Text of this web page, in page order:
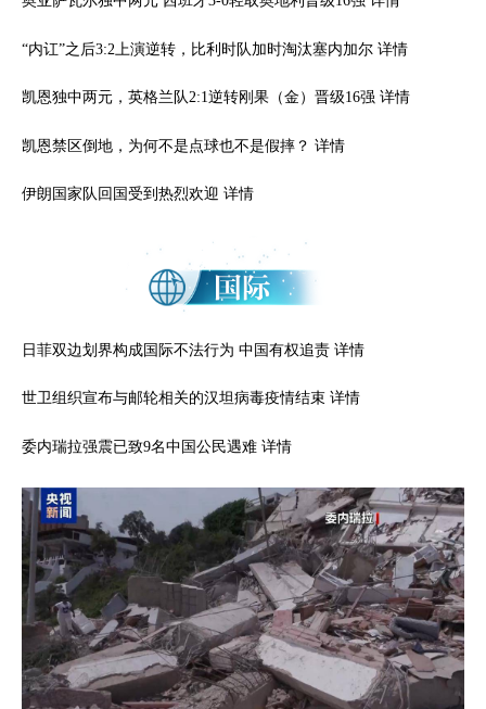
“内讧”之后3:2上演逆转，比利时队加时淘汰塞内加尔 详情
凯恩独中两元，英格兰队2:1逆转刚果（金）晋级16强 详情
凯恩禁区倒地，为何不是点球也不是假摔？ 详情
伊朗国家队回国受到热烈欢迎 详情
日菲双边划界构成国际不法行为 中国有权追责 详情
世卫组织宣布与邮轮相关的汉坦病毒疫情结束 详情
委内瑞拉强震已致9名中国公民遇难 详情